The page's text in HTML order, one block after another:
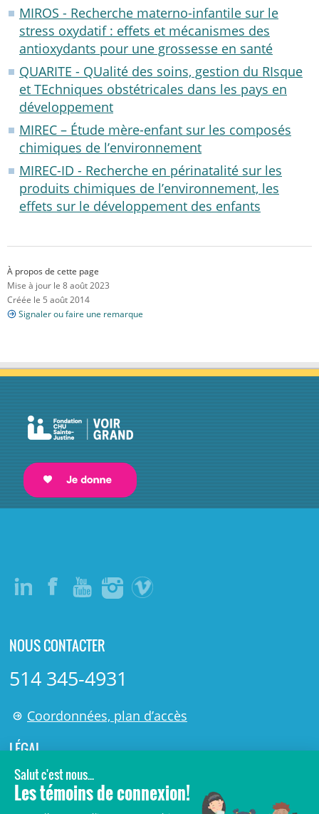
MIROS - Recherche materno-infantile sur le
stress oxydatif : effets et mécanismes des
antioxydants pour une grossesse en santé
QUARITE - QUalité des soins, gestion du RIsque
et TEchniques obstétricales dans les pays en
développement
MIREC – Étude mère-enfant sur les composés
chimiques de l’environnement
MIREC-ID - Recherche en périnatalité sur les
produits chimiques de l’environnement, les
effets sur le développement des enfants
À propos de cette page
Mise à jour le 8 août 2023
Créée le 5 août 2014
Signaler ou faire une remarque
NOUS CONTACTER
514 345-4931
Coordonnées, plan d’accès
LÉGAL
© 2006-2026Centre de recherche Azrieli du CHU Sainte-
Justine.